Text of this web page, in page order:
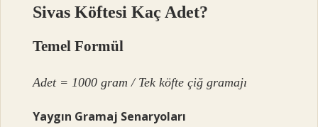
Sivas Köftesi Kaç Adet?
Temel Formül
Adet = 1000 gram / Tek köfte çiğ gramajı
Yaygın Gramaj Senaryoları